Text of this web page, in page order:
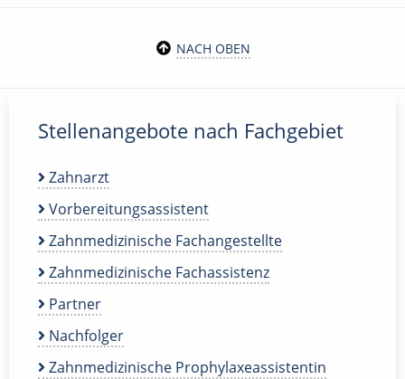
NACH OBEN
Stellenangebote nach Fachgebiet
Zahnarzt
Vorbereitungsassistent
Zahnmedizinische Fachangestellte
Zahnmedizinische Fachassistenz
Partner
Nachfolger
Zahnmedizinische Prophylaxeassistentin